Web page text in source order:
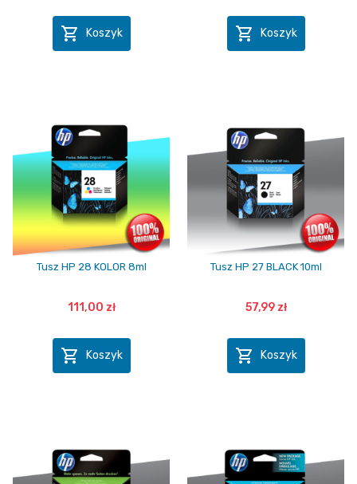
 Koszyk  Koszyk
Tusz HP 28 KOLOR 8ml
111,00 zł
 Koszyk
Tusz HP 27 BLACK 10ml
57,99 zł
 Koszyk